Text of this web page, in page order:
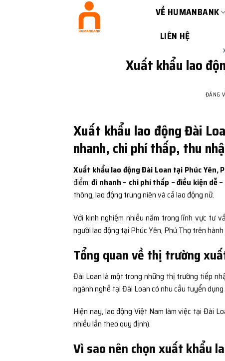
VỀ HUMANBANK
LIÊN HỆ
Xuất khẩu lao
ĐĂNG
Xuất khẩu lao động Đài
nhanh, chi phí thấp, thu
Xuất khẩu lao động Đài Loan tại Phúc Yên,
điểm:đi nhanh – chi phí thấp – điều kiện dễ
thông, lao động trung niên và cả lao động nữ.
Với kinh nghiệm nhiều năm trong lĩnh vực tư
người lao động tại Phúc Yên, Phú Thọ trên
Tổng quan về thị trường
Đài Loan là một trong những thị trường tiếp
ngành nghề tại Đài Loan có nhu cầu tuyển
Hiện nay, lao động Việt Nam làm việc tại Đài
nhiều lần theo quy định).
Vì sao nên chọn xuất khẩu